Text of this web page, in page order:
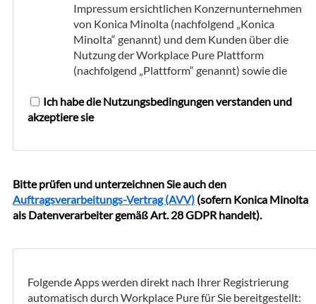
Impressum ersichtlichen Konzernunternehmen
von Konica Minolta (nachfolgend „Konica
Minolta“ genannt) und dem Kunden über die
Nutzung der Workplace Pure Plattform
(nachfolgend „Plattform“ genannt) sowie die
Clouddienste.
Nutzung der Workplace Pure Plattform
angebotenen Clouddienste buchen zu können,
Ich habe die Nutzungsbedingungen verstanden und
akzeptiere sie
Bitte prüfen und unterzeichnen Sie auch den
Auftragsverarbeitungs-Vertrag (AVV) (sofern Konica Minolta
als Datenverarbeiter gemäß Art. 28 GDPR handelt).
Folgende Apps werden direkt nach Ihrer Registrierung
automatisch durch Workplace Pure für Sie bereitgestellt: